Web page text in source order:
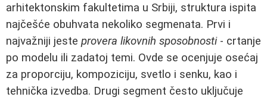
arhitektonskim fakultetima u Srbiji, struktura ispita
najčešće obuhvata nekoliko segmenata. Prvi i
najvažniji jeste provera likovnih sposobnosti- crtanje
po modelu ili zadatoj temi. Ovde se ocenjuje osećaj
za proporciju, kompoziciju, svetlo i senku, kao i
tehnička izvedba. Drugi segment često uključuje